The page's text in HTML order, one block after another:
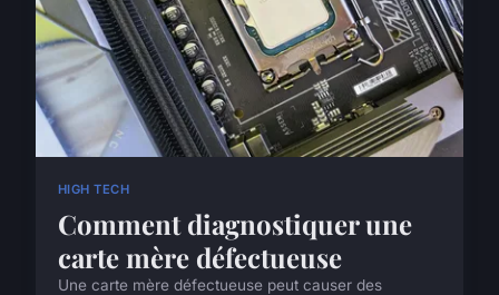
HIGH TECH
Comment diagnostiquer une
carte mère défectueuse
Une carte mère défectueuse peut causer des